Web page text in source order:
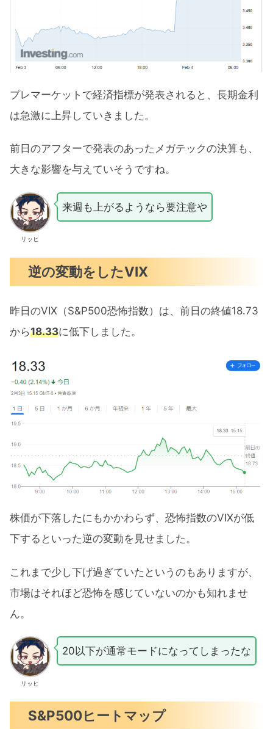
プレマーケットで経済指標が発表されると、長期金利
は急激に上昇していきました。
前日のアフターで発表のあったメガテックの決算も、
大きな影響を与えていそうですね。
リッヒ
来週も上がるようなら要注意や
逆の変動をしたVIX
昨日のVIX（S&P500恐怖指数）は、前日の終値18.73
から18.33に低下しました。
株価が下落したにもかかわらず、恐怖指数のVIXが低
下するといった逆の変動を見せました。
これまで少し下げ過ぎていたというのもありますが、
市場はそれほど恐怖を感じていないのかも知れませ
ん。
リッヒ
20以下が通常モードになってしまったな
S&P500ヒートマップ